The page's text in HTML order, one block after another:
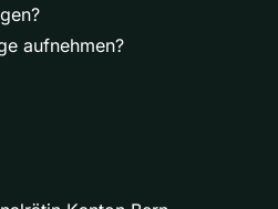
aufnehmen?